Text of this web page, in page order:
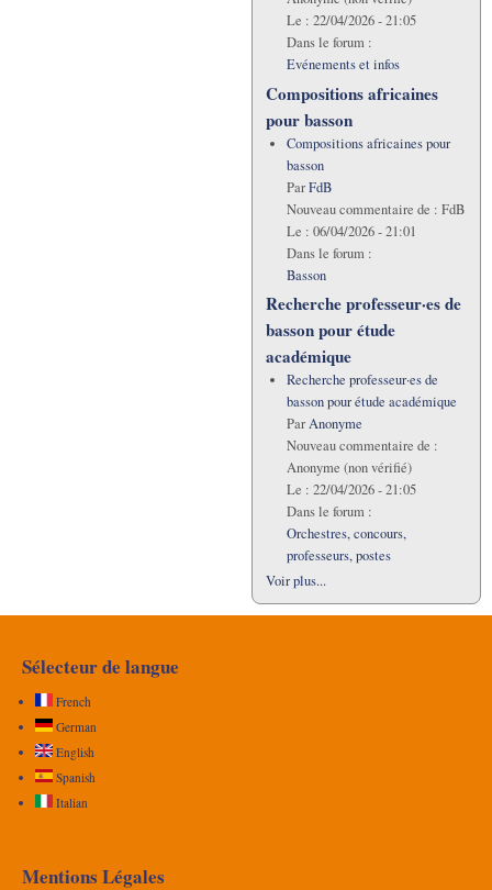
Le : 22/04/2026 - 21:05
Dans le forum :
Evénements et infos
Compositions africaines
pour basson
Compositions africaines pour
basson
ParFdB
Nouveau commentaire de : FdB
Le : 06/04/2026 - 21:01
Dans le forum :
Basson
Recherche professeur·es de
basson pour étude
académique
Recherche professeur·es de
basson pour étude académique
ParAnonyme
Nouveau commentaire de :
Anonyme (non vérifié)
Le : 22/04/2026 - 21:05
Dans le forum :
Orchestres, concours,
professeurs, postes
Voir plus...
Sélecteur de langue
French
German
English
Spanish
Italian
Mentions Légales